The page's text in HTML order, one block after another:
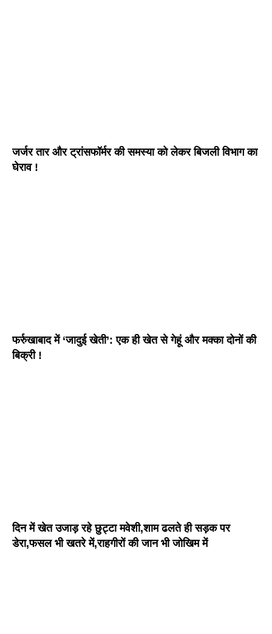
जर्जर तार और ट्रांसफॉर्मर की समस्या को लेकर बिजली विभाग का
घेराव !
फर्रुखाबाद में ‘जादुई खेती’: एक ही खेत से गेहूं और मक्का दोनों की
बिक्री !
दिन में खेत उजाड़ रहे छुट्टा मवेशी,शाम ढलते ही सड़क पर
डेरा,फसल भी खतरे में,राहगीरों की जान भी जोखिम में